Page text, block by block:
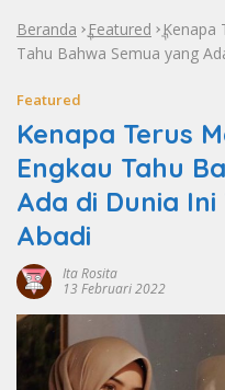
Beranda »Featured »Kenapa
Tahu Bahwa Semua yang
Featured
Kenapa Terus
Engkau Tahu
Ada di Dunia
Abadi
Ita Rosita
13 Februari 2022